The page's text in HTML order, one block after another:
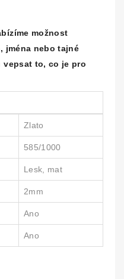
možnost
jména nebo tajné
vepsat to, co je pro
Zlato
585/1000
Lesk, mat
2mm
Ano
Ano